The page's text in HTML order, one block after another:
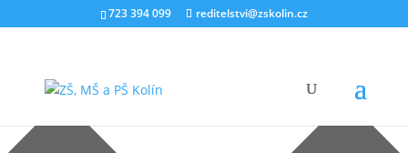
Spravovat souhlas s cookies
723 394 099 reditelstvi@zskolin.cz